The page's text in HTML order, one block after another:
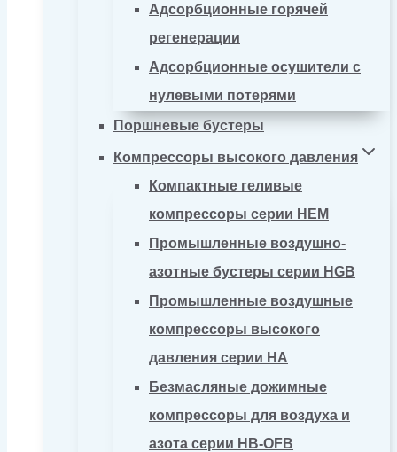
Адсорбционные горячей
регенерации
Адсорбционные осушители с
нулевыми потерями
Поршневые бустеры
Компрессоры высокого давления
Компактные геливые
компрессоры серии HEM
Промышленные воздушно-
азотные бустеры серии HGB
Промышленные воздушные
компрессоры высокого
давления серии HA
Безмасляные дожимные
компрессоры для воздуха и
азота серии HB-OFB